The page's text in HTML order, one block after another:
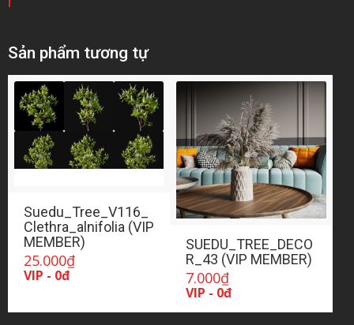
Sản phẩm tương tự
Suedu_Tree_V116_
Clethra_alnifolia (VIP
MEMBER)
25.000₫
VIP - 0đ
SUEDU_TREE_DECO
R_43 (VIP MEMBER)
7.000₫
VIP - 0đ